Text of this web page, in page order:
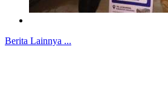
Berita Lainnya ...